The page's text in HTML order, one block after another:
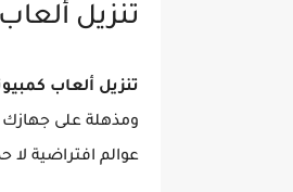
تنزيل
تنزيل ألعاب
ومذهلة على
عوالم افتراضية لا